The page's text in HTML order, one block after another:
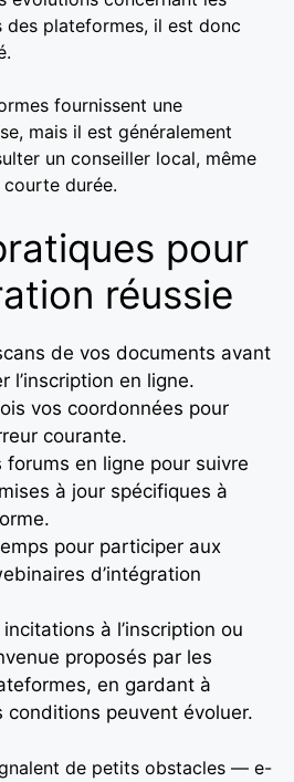
plateformes, il est donc
fournissent une
mais il est généralement
un conseiller local, même
durée.
pour
réussie
de vos documents avant
l’inscription en ligne.
vos coordonnées pour
courante.
forums en ligne pour suivre
à jour spécifiques à
pour participer aux
d’intégration
à l’inscription ou
proposés par les
en gardant à
conditions peuvent évoluer.
de petits obstacles — e-